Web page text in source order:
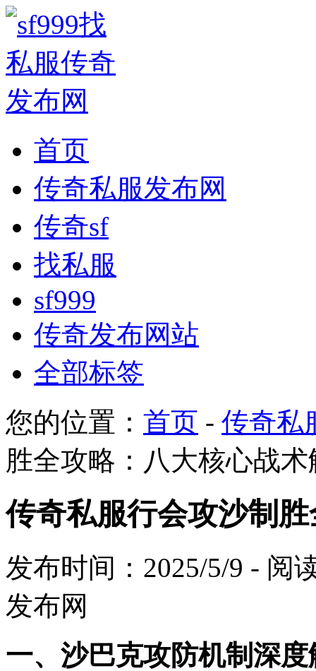
首页
传奇私服发布网
传奇sf
找私服
sf999
传奇发布网站
全部标签
您的位置： 首页 - 传奇私
胜全攻略：八大核心战术
传奇私服行会攻沙制
发布时间：2025/5/9 - 阅
发布网
一、沙巴克攻防机制深度